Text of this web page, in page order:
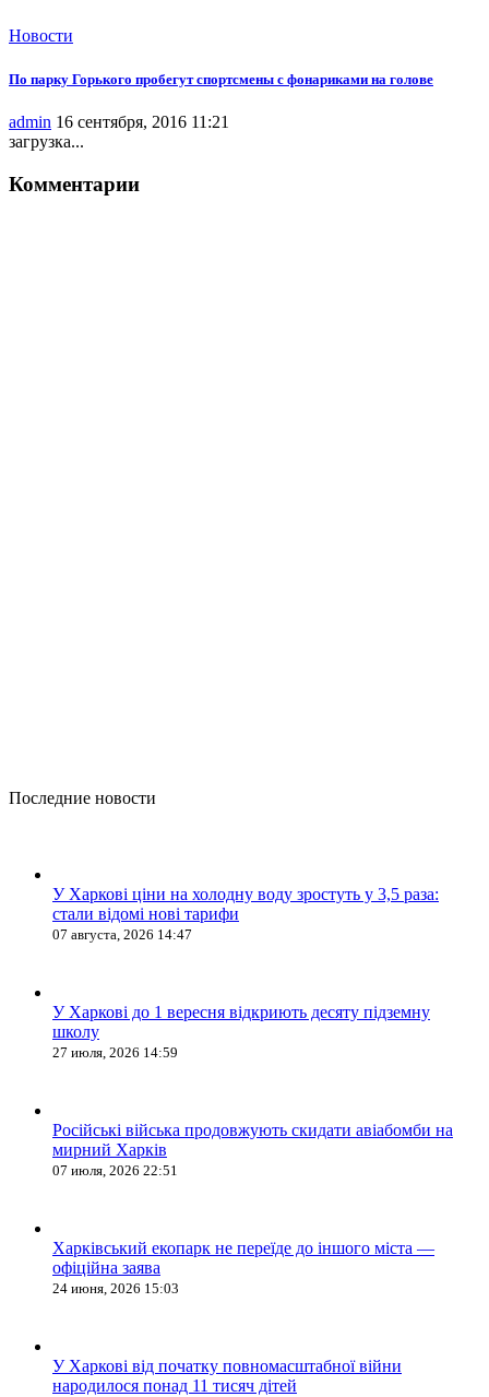
Новости
По парку Горького пробегут спортсмены с фонариками на голове
admin 16 сентября, 2016 11:21
загрузка...
Комментарии
Последние новости
У Харкові ціни на холодну воду зростуть у 3,5 раза:
стали відомі нові тарифи
07 августа, 2026 14:47
У Харкові до 1 вересня відкриють десяту підземну
школу
27 июля, 2026 14:59
Російські війська продовжують скидати авіабомби на
мирний Харків
07 июля, 2026 22:51
Харківський екопарк не переїде до іншого міста —
офіційна заява
24 июня, 2026 15:03
У Харкові від початку повномасштабної війни
народилося понад 11 тисяч дітей